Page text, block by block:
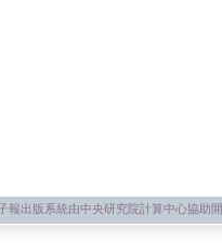
報出版系統由中央研究院計算中心協助